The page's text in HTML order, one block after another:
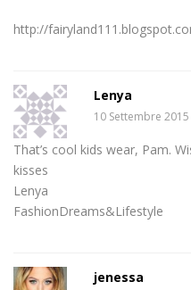
http://
Lenya
10 Settembre
That’s cool kids wear, Pam.
kisses
Lenya
FashionDreams&Lifestyle
jenessa